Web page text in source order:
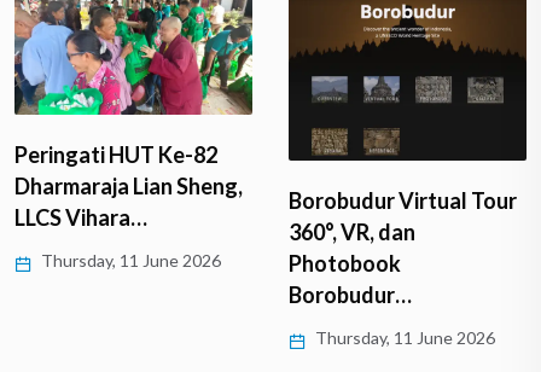
Peringati HUT Ke-82
Dharmaraja Lian Sheng,
LLCS Vihara…
Thursday, 11 June 2026
Borobudur Virtual Tour
360°, VR, dan
Photobook
Borobudur…
Thursday, 11 June 2026